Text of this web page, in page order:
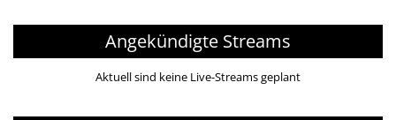
Angekündigte Streams
Aktuell sind keine Live-Streams geplant